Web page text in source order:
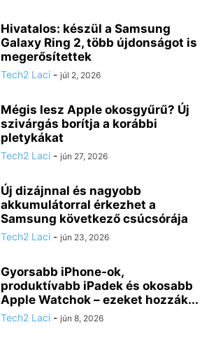
Hivatalos: készül a Samsung
Galaxy Ring 2, több újdonságot is
megerősítettek
Tech2 Laci - júl 2, 2026
Mégis lesz Apple okosgyűrű? Új
szivárgás borítja a korábbi
pletykákat
Tech2 Laci - jún 27, 2026
Új dizájnnal és nagyobb
akkumulátorral érkezhet a
Samsung következő csúcsórája
Tech2 Laci - jún 23, 2026
Gyorsabb iPhone-ok,
produktívabb iPadek és okosabb
Apple Watchok – ezeket hozzák...
Tech2 Laci - jún 8, 2026